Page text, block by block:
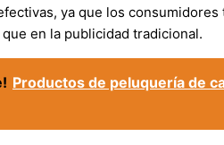
ya que los
en la publicidad tradicional.
Productos de peluquería de